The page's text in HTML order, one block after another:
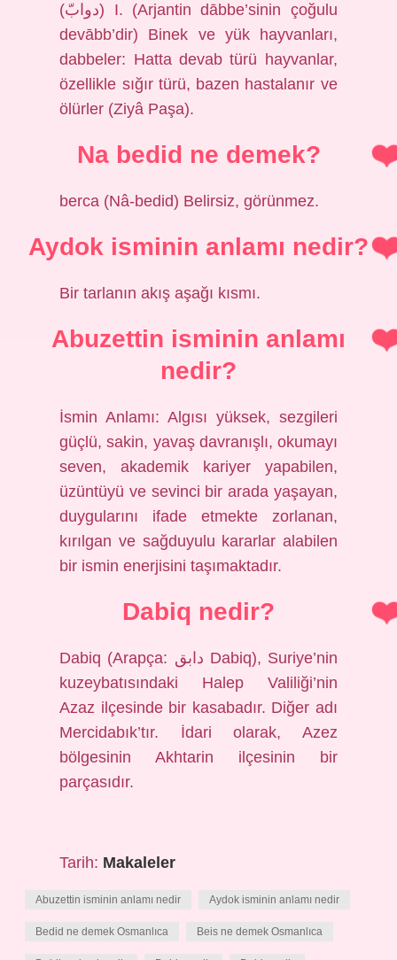
(ﺩﻭﺍﺏّ) I. (Arjantin dābbe’sinin çoğulu
devābb’dir) Binek ve yük hayvanları,
dabbeler: Hatta devab türü hayvanlar,
özellikle sığır türü, bazen hastalanır ve
ölürler (Ziyâ Paşa).
Na bedid ne demek?
berca (Nâ-bedid) Belirsiz, görünmez.
Aydok isminin anlamı nedir?
Bir tarlanın akış aşağı kısmı.
Abuzettin isminin anlamı
nedir?
İsmin Anlamı: Algısı yüksek, sezgileri
güçlü, sakin, yavaş davranışlı, okumayı
seven, akademik kariyer yapabilen,
üzüntüyü ve sevinci bir arada yaşayan,
duygularını ifade etmekte zorlanan,
kırılgan ve sağduyulu kararlar alabilen
bir ismin enerjisini taşımaktadır.
Dabiq nedir?
Dabiq (Arapça: دابق Dabiq), Suriye’nin
kuzeybatısındaki Halep Valiliği’nin
Azaz ilçesinde bir kasabadır. Diğer adı
Mercidabık’tır. İdari olarak, Azez
bölgesinin Akhtarin ilçesinin bir
parçasıdır.
Tarih: Makaleler
Abuzettin isminin anlamı nedir Aydok isminin anlamı nedir
Bedid ne demek Osmanlıca Beis ne demek Osmanlıca